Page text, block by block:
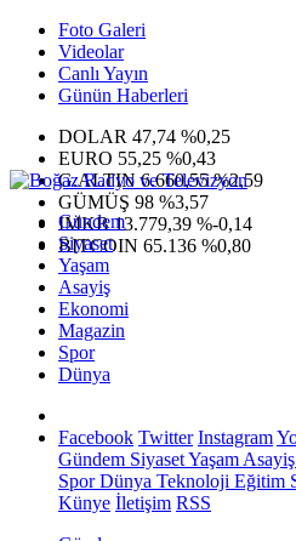
Foto Galeri
Videolar
Canlı Yayın
Günün Haberleri
DOLAR 47,74 %0,25
EURO 55,25 %0,43
G.ALTIN6.660,55 %2,59
GÜMÜŞ 98 %3,57
IMKB13.779,39 %-0,14
BITCOIN 65.136 %0,80
Gündem
Siyaset
Yaşam
Asayiş
Ekonomi
Magazin
Spor
Dünya
Facebook Twitter Instagram
Gündem SiyasetYaşam Asayiş
SporDünya Teknoloji Eğitim
Künye İletişim RSS